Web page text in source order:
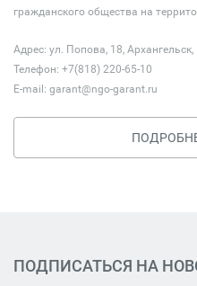
гражданского общества на
Адрес: ул. Попова, 18, Архангельск,
Телефон: +7(818) 220-65-10
E-mail: garant@ngo-garant.ru
ПОДПИСАТЬСЯ НА